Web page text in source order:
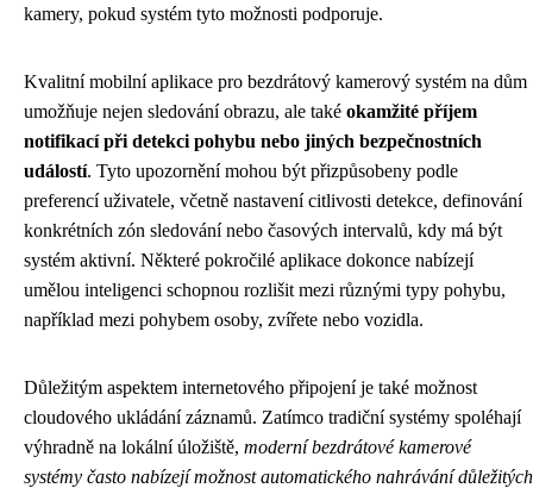
kamery, pokud systém tyto možnosti podporuje.
Kvalitní mobilní aplikace pro bezdrátový kamerový systém na dům
umožňuje nejen sledování obrazu, ale také okamžité příjem
notifikací při detekci pohybu nebo jiných bezpečnostních
událostí. Tyto upozornění mohou být přizpůsobeny podle
preferencí uživatele, včetně nastavení citlivosti detekce, definování
konkrétních zón sledování nebo časových intervalů, kdy má být
systém aktivní. Některé pokročilé aplikace dokonce nabízejí
umělou inteligenci schopnou rozlišit mezi různými typy pohybu,
například mezi pohybem osoby, zvířete nebo vozidla.
Důležitým aspektem internetového připojení je také možnost
cloudového ukládání záznamů. Zatímco tradiční systémy spoléhají
výhradně na lokální úložiště, moderní bezdrátové kamerové
systémy často nabízejí možnost automatického nahrávání důležitých